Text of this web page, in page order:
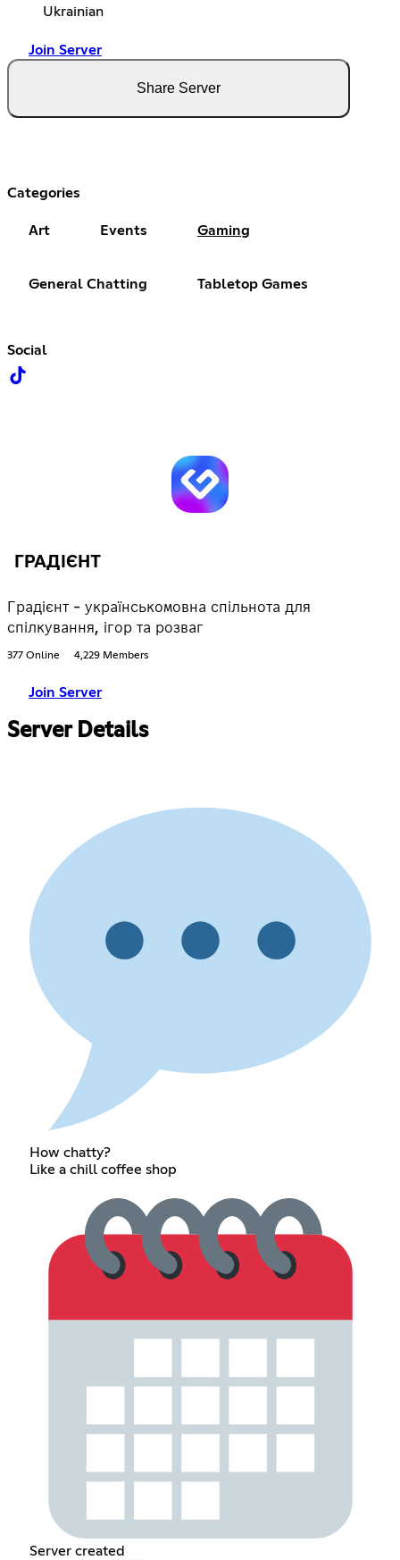
Ukrainian
Join Server
Share Server
Categories
Art Events Gaming
General Chatting Tabletop Games
Social
ГРАДІЄНТ
Градієнт - українськомовна спільнота для
спілкування, ігор та розваг
377 Online 4,229 Members
Join Server
Server Details
How chatty?
Like a chill coffee shop
Server created